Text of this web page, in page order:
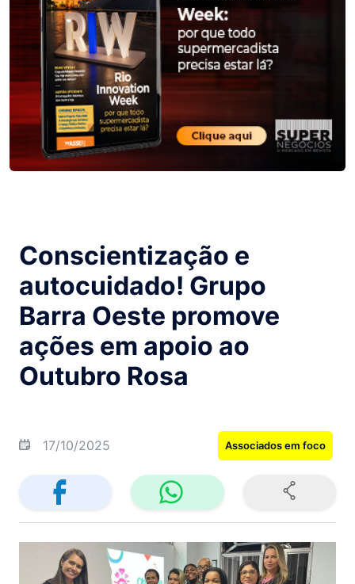
Conscientização e
autocuidado! Grupo
Barra Oeste promove
ações em apoio ao
Outubro Rosa
17/10/2025 Associados em foco